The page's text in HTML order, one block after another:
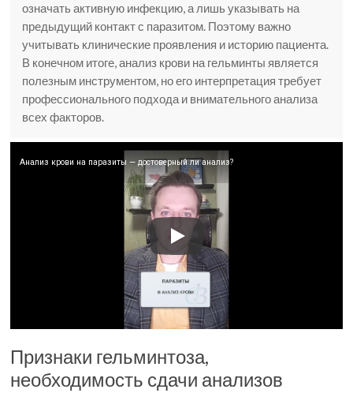
означать активную инфекцию, а лишь указывать на
предыдущий контакт с паразитом. Поэтому важно
учитывать клинические проявления и историю пациента.
В конечном итоге, анализ крови на гельминты является
полезным инструментом, но его интерпретация требует
профессионального подхода и внимательного анализа
всех факторов.
Анализ крови на паразиты — достоверный ли анализ?
Признаки гельминтоза,
необходимость сдачи анализов